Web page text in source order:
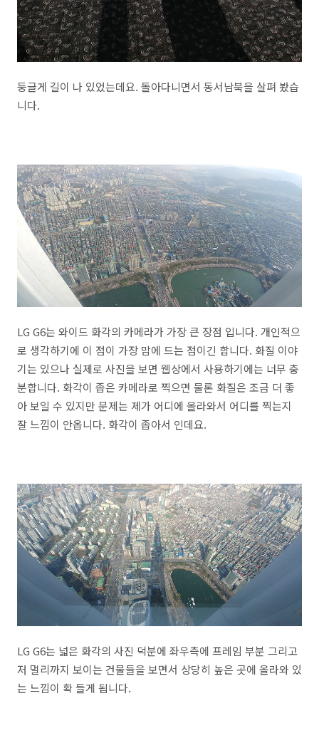
둥글게 길이 나 있었는데요. 돌아다니면서 동서남북을 살펴 봤습
니다.
LG G6는 와이드 화각의 카메라가 가장 큰 장점 입니다. 개인적으
로 생각하기에 이 점이 가장 맘에 드는 점이긴 합니다. 화질 이야
기는 있으나 실제로 사진을 보면 웹상에서 사용하기에는 너무 충
분합니다. 화각이 좁은 카메라로 찍으면 물론 화질은 조금 더 좋
아 보일 수 있지만 문제는 제가 어디에 올라와서 어디를 찍는지
잘 느낌이 안옵니다. 화각이 좁아서 인데요.
LG G6는 넓은 화각의 사진 덕분에 좌우측에 프레임 부분 그리고
저 멀리까지 보이는 건물들을 보면서 상당히 높은 곳에 올라와 있
는 느낌이 확 들게 됩니다.